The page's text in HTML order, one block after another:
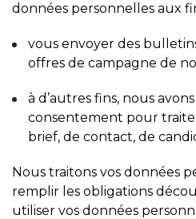
données personnelles aux
vous envoyer des
offres de campagne de
à d’autres fins, nous
consentement pour
brief, de contact, de
Nous traitons vos données
remplir les obligations
utiliser vos données